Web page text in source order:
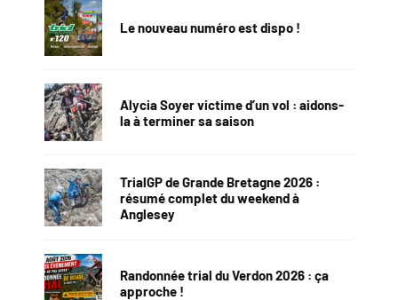
Le nouveau numéro est dispo !
Alycia Soyer victime d’un vol : aidons-
la à terminer sa saison
TrialGP de Grande Bretagne 2026 :
résumé complet du weekend à
Anglesey
Randonnée trial du Verdon 2026 : ça
approche !